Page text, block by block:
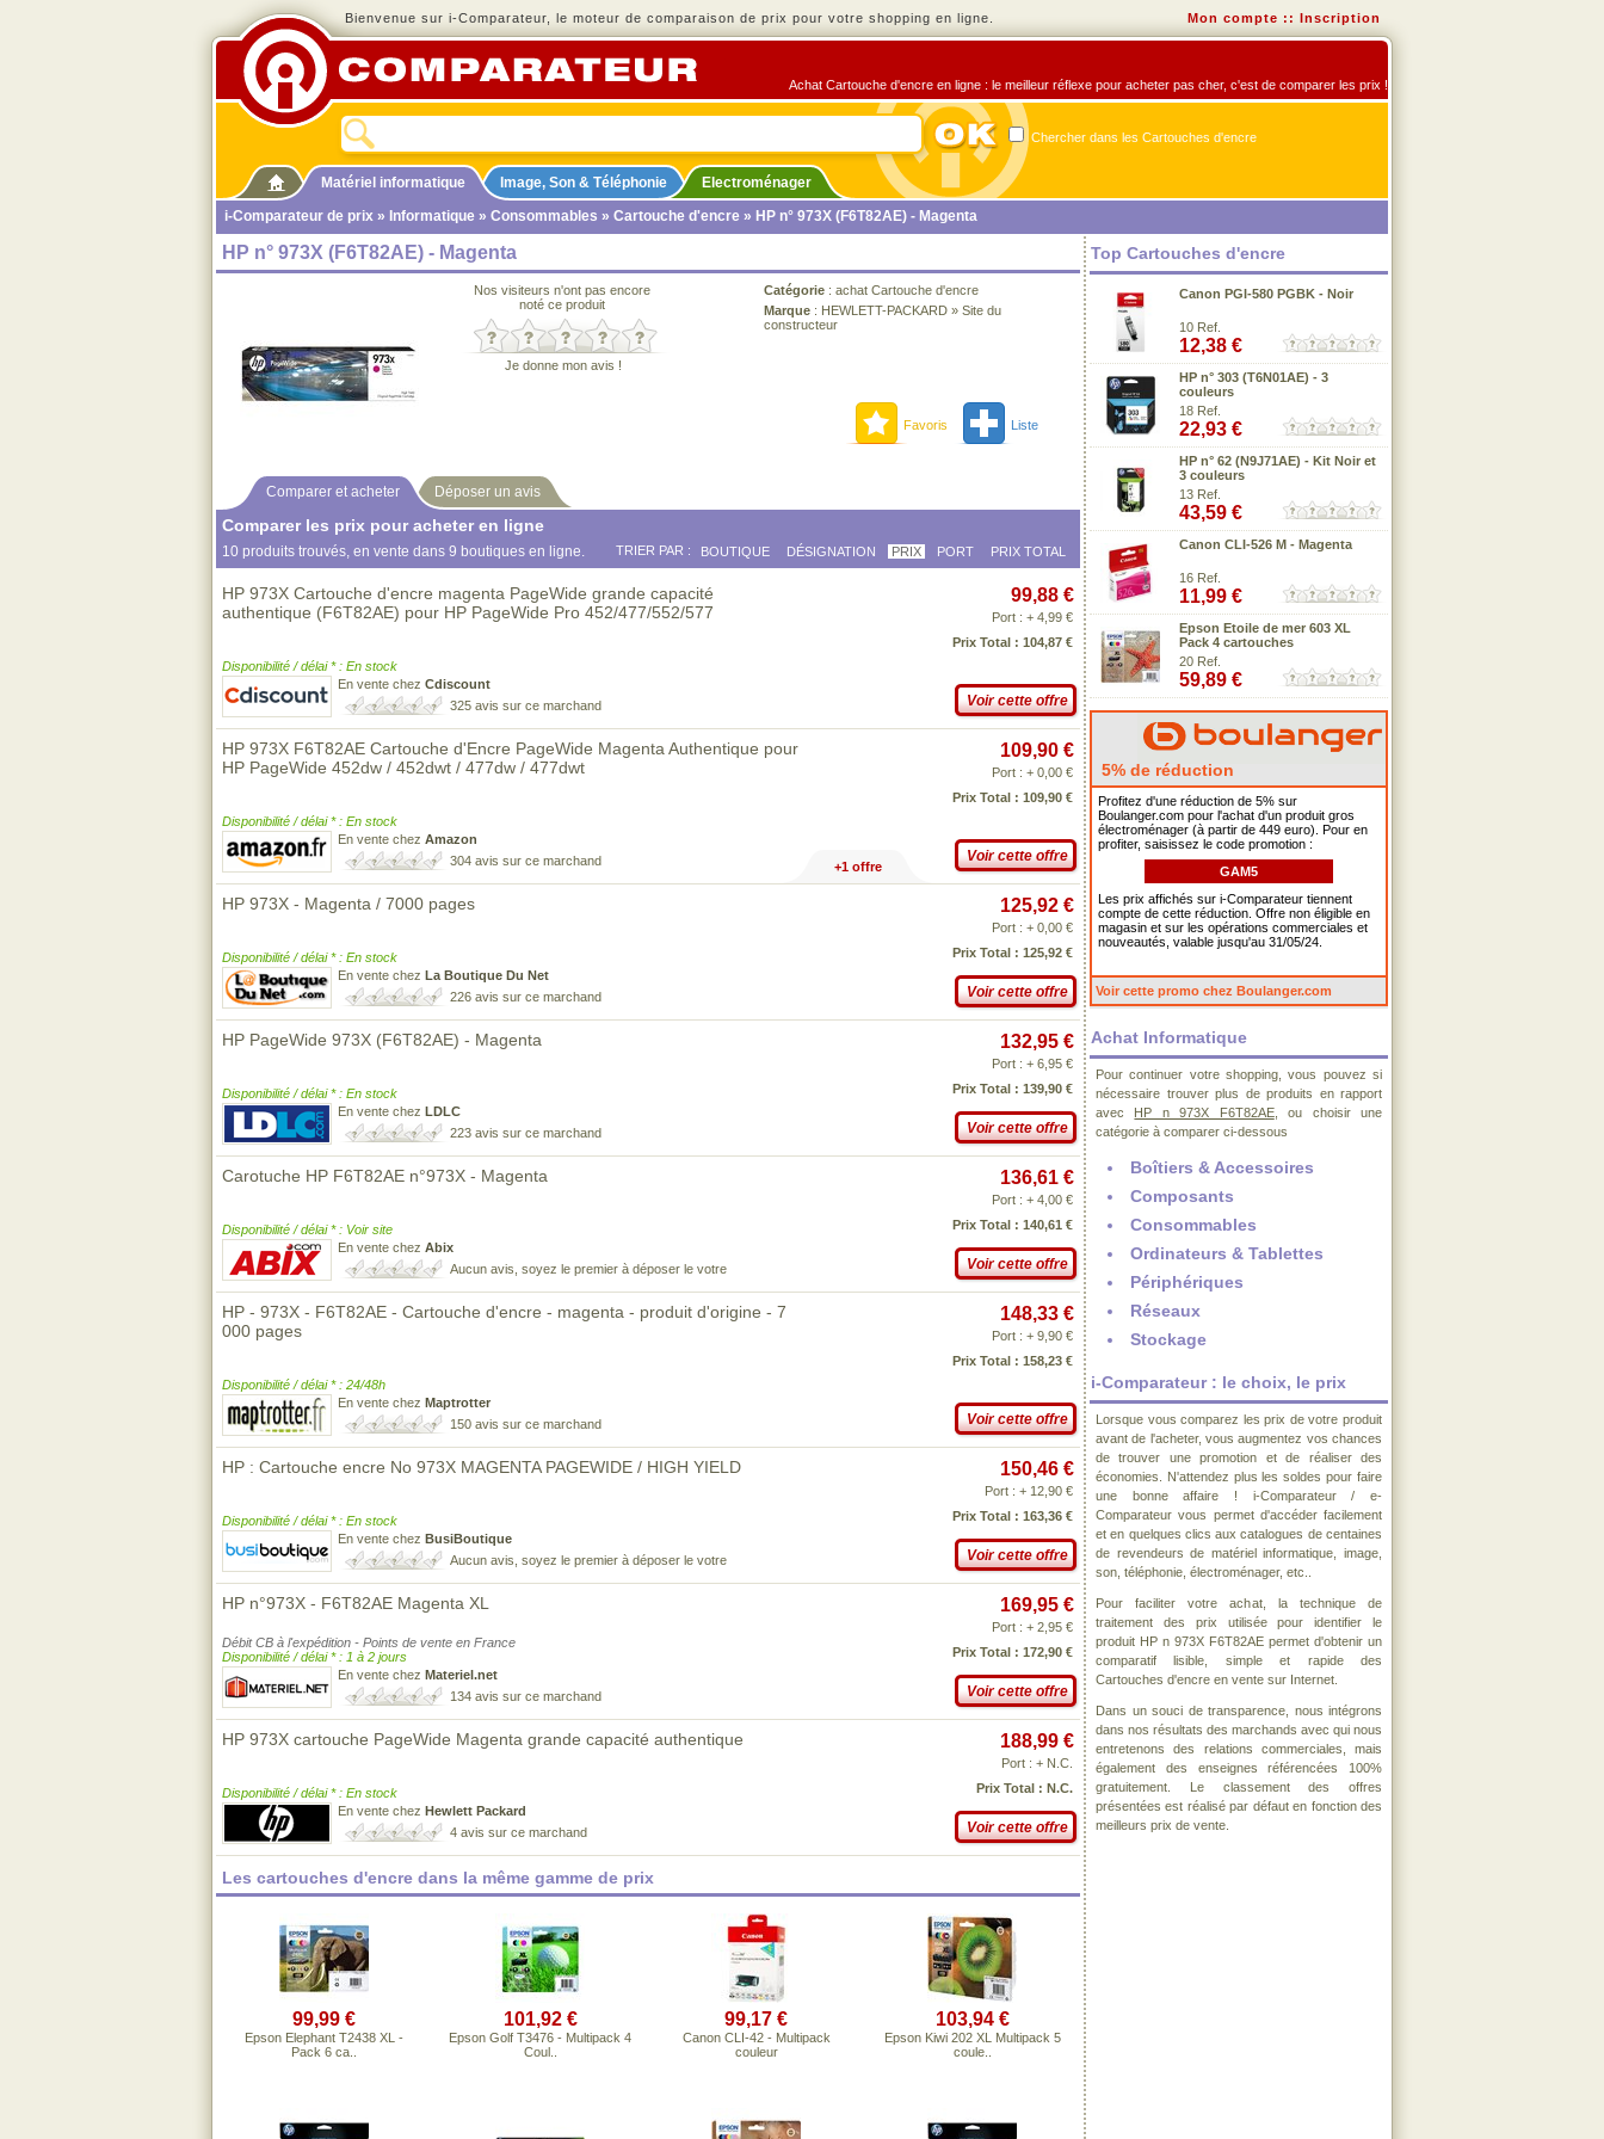
Bienvenue sur i-Comparateur, le moteur de comparaison de prix pour votre shopping en ligne. Mon compte :: Inscription
Achat Cartouche d'encre en ligne : le meilleur réflexe pour acheter pas cher, c'est de comparer les prix !
Chercher dans les Cartouches d'encre
Matériel informatique Image, Son & Téléphonie
Electroménager
i-Comparateur de prix » Informatique » Consommables » Cartouche d'encre » HP n° 973X (F6T82AE) - Magenta
HP n° 973X (F6T82AE) - Magenta
Nos visiteurs n'ont pas encore
noté ce produit
Je donne mon avis !
Catégorie : achat Cartouche d'encre
Marque : HEWLETT-PACKARD » Site du
constructeur
Favoris Liste
Comparer et acheter Déposer un avis
Comparer les prix pour acheter en ligne
10 produits trouvés, en vente dans 9 boutiques en ligne. TRIER PAR : BOUTIQUE DÉSIGNATION PRIX PORT PRIX TOTAL
HP 973X Cartouche d'encre magenta PageWide grande capacité
authentique (F6T82AE) pour HP PageWide Pro 452/477/552/577
Disponibilité / délai * : En stock
En vente chez Cdiscount
325 avis sur ce marchand
99,88 €
Port : + 4,99 €
Prix Total : 104,87 €
Voir cette offre
HP 973X F6T82AE Cartouche d'Encre PageWide Magenta Authentique pour
HP PageWide 452dw / 452dwt / 477dw / 477dwt
Disponibilité / délai * : En stock
En vente chez Amazon
304 avis sur ce marchand
109,90 €
Port : + 0,00 €
Prix Total : 109,90 €
Voir cette offre
+1 offre
HP 973X - Magenta / 7000 pages
Disponibilité / délai * : En stock
En vente chez La Boutique Du Net
226 avis sur ce marchand
125,92 €
Port : + 0,00 €
Prix Total : 125,92 €
Voir cette offre
HP PageWide 973X (F6T82AE) - Magenta
Disponibilité / délai * : En stock
En vente chez LDLC
223 avis sur ce marchand
132,95 €
Port : + 6,95 €
Prix Total : 139,90 €
Voir cette offre
Carotuche HP F6T82AE n°973X - Magenta
Disponibilité / délai * : Voir site
En vente chez Abix
Aucun avis, soyez le premier à déposer le votre
136,61 €
Port : + 4,00 €
Prix Total : 140,61 €
Voir cette offre
HP - 973X - F6T82AE - Cartouche d'encre - magenta - produit d'origine - 7
000 pages
Disponibilité / délai * : 24/48h
En vente chez Maptrotter
150 avis sur ce marchand
148,33 €
Port : + 9,90 €
Prix Total : 158,23 €
Voir cette offre
HP : Cartouche encre No 973X MAGENTA PAGEWIDE / HIGH YIELD
Disponibilité / délai * : En stock
En vente chez BusiBoutique
Aucun avis, soyez le premier à déposer le votre
150,46 €
Port : + 12,90 €
Prix Total : 163,36 €
Voir cette offre
HP n°973X - F6T82AE Magenta XL
Débit CB à l'expédition - Points de vente en France
Disponibilité / délai * : 1 à 2 jours
En vente chez Materiel.net
134 avis sur ce marchand
169,95 €
Port : + 2,95 €
Prix Total : 172,90 €
Voir cette offre
HP 973X cartouche PageWide Magenta grande capacité authentique
Disponibilité / délai * : En stock
En vente chez Hewlett Packard
4 avis sur ce marchand
188,99 €
Port : + N.C.
Prix Total : N.C.
Voir cette offre
Les cartouches d'encre dans la même gamme de prix
99,99 €
Epson Elephant T2438 XL -
Pack 6 ca..
101,92 €
Epson Golf T3476 - Multipack 4
Coul..
99,17 €
Canon CLI-42 - Multipack
couleur
103,94 €
Epson Kiwi 202 XL Multipack 5
coule..
Top Cartouches d'encre
Canon PGI-580 PGBK - Noir
10 Ref.
12,38 €
HP n° 303 (T6N01AE) - 3
couleurs
18 Ref.
22,93 €
HP n° 62 (N9J71AE) - Kit Noir et
3 couleurs
13 Ref.
43,59 €
Canon CLI-526 M - Magenta
16 Ref.
11,99 €
Epson Etoile de mer 603 XL
Pack 4 cartouches
20 Ref.
59,89 €
5% de réduction
Profitez d'une réduction de 5% sur
Boulanger.com pour l'achat d'un produit gros
électroménager (à partir de 449 euro). Pour en
profiter, saisissez le code promotion :
GAM5
Les prix affichés sur i-Comparateur tiennent
compte de cette réduction. Offre non éligible en
magasin et sur les opérations commerciales et
nouveautés, valable jusqu'au 31/05/24.
Voir cette promo chez Boulanger.com
Achat Informatique
Pour continuer votre shopping, vous pouvez si
nécessaire trouver plus de produits en rapport
avec HP n 973X F6T82AE, ou choisir une
catégorie à comparer ci-dessous
Boîtiers & Accessoires
Composants
Consommables
Ordinateurs & Tablettes
Périphériques
Réseaux
Stockage
i-Comparateur : le choix, le prix
Lorsque vous comparez les prix de votre produit
avant de l'acheter, vous augmentez vos chances
de trouver une promotion et de réaliser des
économies. N'attendez plus les soldes pour faire
une bonne affaire ! i-Comparateur / e-
Comparateur vous permet d'accéder facilement
et en quelques clics aux catalogues de centaines
de revendeurs de matériel informatique, image,
son, téléphonie, électroménager, etc..
Pour faciliter votre achat, la technique de
traitement des prix utilisée pour identifier le
produit HP n 973X F6T82AE permet d'obtenir un
comparatif lisible, simple et rapide des
Cartouches d'encre en vente sur Internet.
Dans un souci de transparence, nous intégrons
dans nos résultats des marchands avec qui nous
entretenons des relations commerciales, mais
également des enseignes référencées 100%
gratuitement. Le classement des offres
présentées est réalisé par défaut en fonction des
meilleurs prix de vente.